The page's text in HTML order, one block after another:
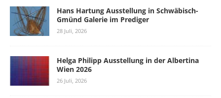
Hans Hartung Ausstellung in Schwäbisch-
Gmünd Galerie im Prediger
28 Juli, 2026
Helga Philipp Ausstellung in der Albertina
Wien 2026
26 Juli, 2026